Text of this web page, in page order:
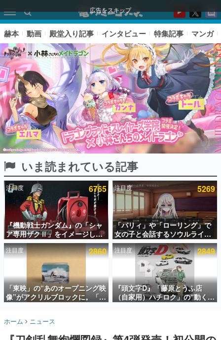
広告をスキップ
ピックアップ
電ファミのいま読まれている記事ランキング
アプリセール情報
インタビュー
連載・特集一覧
殿堂入り記事
SNS拡散数が数千以上！ ページビュー数万以上！ などな
ど。多くの人々に読まれた、電ファミ渾身の“殿堂入り”記
事をまとめました。
名作ゲームクリエイターの方々に製作時のエピソードをお
赫本 動画 殿堂入り記事 インタビュー 特集記事 マンガ
いま読まれている記事
注目度 6765
『機動戦士ガンダム』の「シャ
ア専用ザクⅡ」をイメージした
散水ホースリールが予約開始。
本体にはシャアのパーソナルマ
ークやジオン公国軍のエンブレ
ム、型式番号などを配置
注目度 5269
「パリィ」や「ローリング」で
女の子と会話するソウルライク
恋愛ゲーム『小早川さんはソウ
ルライク』無料公開。返事に失
敗すると「YOU DIED」
注目度 2860
「東映」の“あのオープニング映
像”がアクリルブロックに。「東
映ヒストリカル グッズコレクシ
注目度 2849
『頭文字D』「藤原とうふ店
（自家用）ハチロク」の“動くテ
ィッシュケース”が買えるポップ
モール高崎」にて、8月11日か
ホーム ニュース